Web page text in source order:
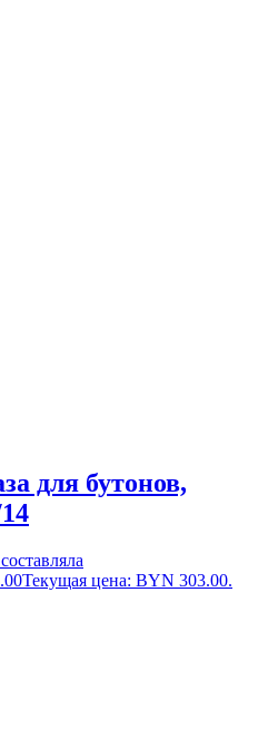
для бутонов,
Текущая цена: BYN 303.00.